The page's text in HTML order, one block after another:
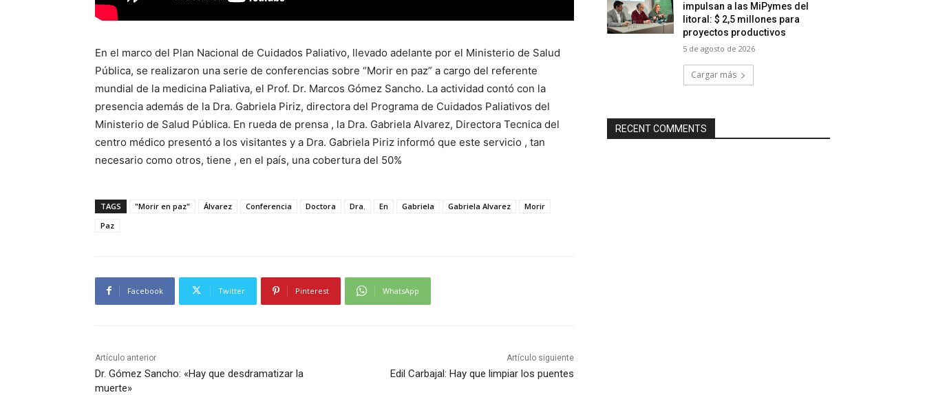
En el marco del Plan Nacional de Cuidados Paliativo, llevado adelante por el Ministerio de Salud
Pública, se realizaron una serie de conferencias sobre “Morir en paz” a cargo del referente
mundial de la medicina Paliativa, el Prof. Dr. Marcos Gómez Sancho. La actividad contó con la
presencia además de la Dra. Gabriela Piriz, directora del Programa de Cuidados Paliativos del
Ministerio de Salud Pública. En rueda de prensa , la Dra. Gabriela Alvarez, Directora Tecnica del
centro médico presentó a los visitantes y a Dra. Gabriela Piriz informó que este servicio , tan
necesario como otros, tiene , en el país, una cobertura del 50%
TAGS "Morir en paz" Álvarez Conferencia Doctora Dra. En Gabriela Gabriela Alvarez
Morir
Paz
Facebook Twitter Pinterest WhatsApp
Artículo anterior
Dr. Gómez Sancho: «Hay que desdramatizar la
muerte»
Artículo siguiente
Edil Carbajal: Hay que limpiar los puentes
impulsan a las MiPymes del
litoral: $ 2,5 millones para
proyectos productivos
5 de agosto de 2026
Cargar más
RECENT COMMENTS